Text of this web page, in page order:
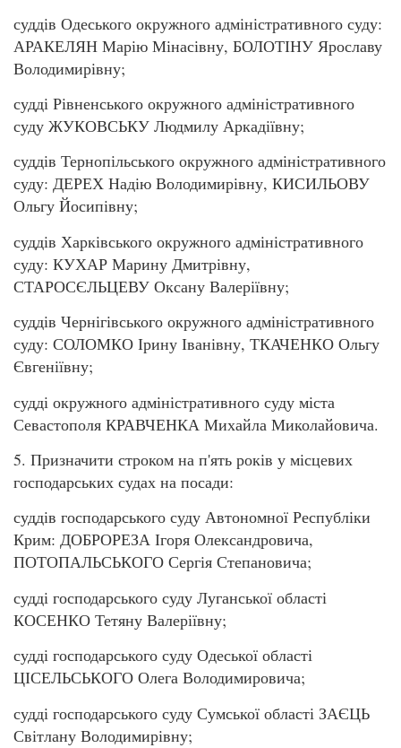
суддів Одеського окружного адміністративного суду:
АРАКЕЛЯН Марію Мінасівну, БОЛОТІНУ Ярославу
Володимирівну;
судді Рівненського окружного адміністративного
суду ЖУКОВСЬКУ Людмилу Аркадіївну;
суддів Тернопільського окружного адміністративного
суду: ДЕРЕХ Надію Володимирівну, КИСИЛЬОВУ
Ольгу Йосипівну;
суддів Харківського окружного адміністративного
суду: КУХАР Марину Дмитрівну,
СТАРОСЄЛЬЦЕВУ Оксану Валеріївну;
суддів Чернігівського окружного адміністративного
суду: СОЛОМКО Ірину Іванівну, ТКАЧЕНКО Ольгу
Євгеніївну;
судді окружного адміністративного суду міста
Севастополя КРАВЧЕНКА Михайла Миколайовича.
5. Призначити строком на п'ять років у місцевих
господарських судах на посади:
суддів господарського суду Автономної Республіки
Крим: ДОБРОРЕЗА Ігоря Олександровича,
ПОТОПАЛЬСЬКОГО Сергія Степановича;
судді господарського суду Луганської області
КОСЕНКО Тетяну Валеріївну;
судді господарського суду Одеської області
ЦІСЕЛЬСЬКОГО Олега Володимировича;
судді господарського суду Сумської області ЗАЄЦЬ
Світлану Володимирівну;